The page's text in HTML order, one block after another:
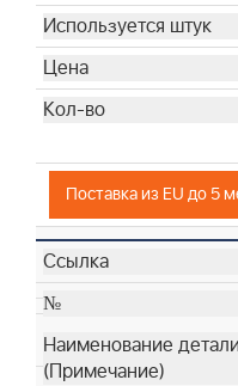
Поставка из EU до 5